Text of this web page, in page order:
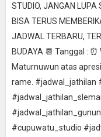
STUDIO, JANGAN LUPA
BISA TERUS
JADWAL TERBARU,
BUDAYA 📆 Tanggal :
Maturnuwun atas
rame. #jadwal_jathilan
#cupuwatu_studio